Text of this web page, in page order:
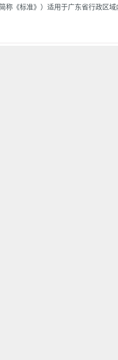
简称《标准》）适用于广东省行政区